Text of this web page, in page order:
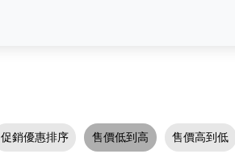
促銷優惠排序 售價低到高 售價高到低